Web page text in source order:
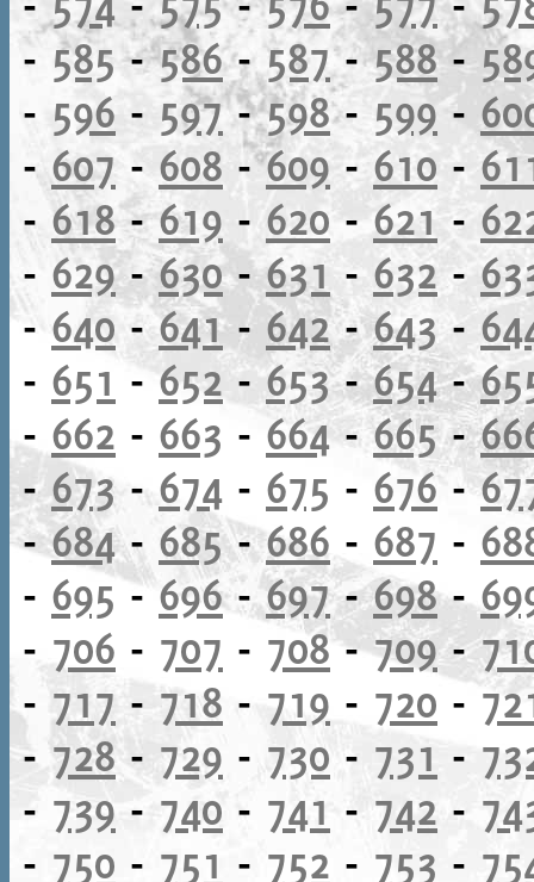
- 585-586-587-588-
- 596 - 597-598- 599-
- 607 - 608 -609- 610 -
- 618-619 - 620-621 -
- 629-630-631 - 632 -
- 640 -641- 642-643-
- 651 -652 -653-654-
- 662 - 663 - 664-665-
-673-674 - 675 - 676-
-684- 685-686 - 687 -
- 695-696-697-698-
- 706 - 707 - 708-709-
- 717 -718 - 719 - 720 -
-728- 729 - 730 - 731 -
- 739 - 740 - 741 - 742 -
- 750 - 751 - 752 - 753 -